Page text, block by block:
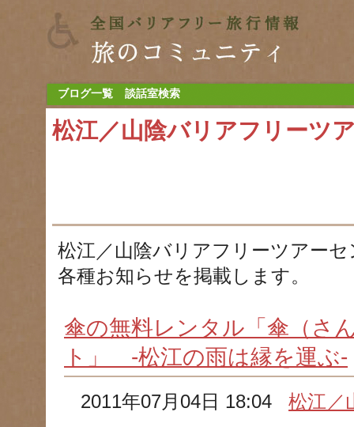
ブログ一覧 談話室検索
松江／山陰バリアフリーツ
松江／山陰バリアフリーツアー
各種お知らせを掲載します。
傘の無料レンタル「傘（さ
ト」 -松江の雨は縁を運ぶ-
2011年07月04日 18:04松江／